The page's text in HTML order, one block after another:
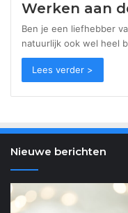
Werken aan
Ben je een liefhebber
natuurlijk ook wel heel
Lees verder >
Nieuwe berichten